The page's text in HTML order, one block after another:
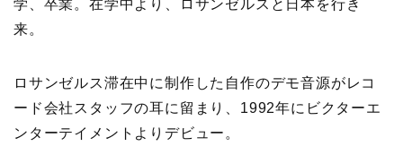
学、卒業。在学中より、ロサンゼルスと日本を行き
来。
ロサンゼルス滞在中に制作した自作のデモ音源がレコ
ード会社スタッフの耳に留まり、1992年にビクターエ
ンターテイメントよりデビュー。